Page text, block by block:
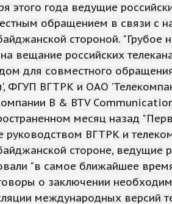
этого года ведущие
обращением в связи с
стороной.
вещание российских
для совместного
ФГУП ВГТРК и ОАО
B & BTV
месяц назад
руководством ВГТРК и
стороне, ведущие
"в самое ближайшее
о заключении
международных версий